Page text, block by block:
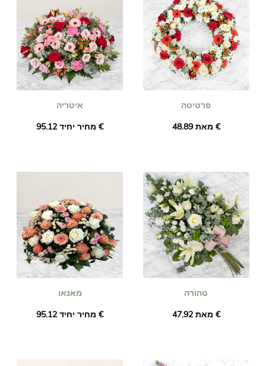
איטריה
מחיר יחיד ‏95.12 €
פרטיטה
מאת ‏48.89 €
מאנאו
מחיר יחיד ‏95.12 €
טהורה
מאת ‏47.92 €